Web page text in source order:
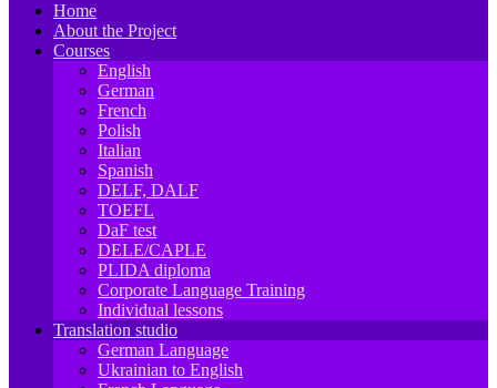
Home
About the Project
Courses
English
German
French
Polish
Italian
Spanish
DELF, DALF
TOEFL
DaF test
DELE/CAPLE
PLIDA diploma
Corporate Language Training
Individual lessons
Translation studio
German Language
Ukrainian to English